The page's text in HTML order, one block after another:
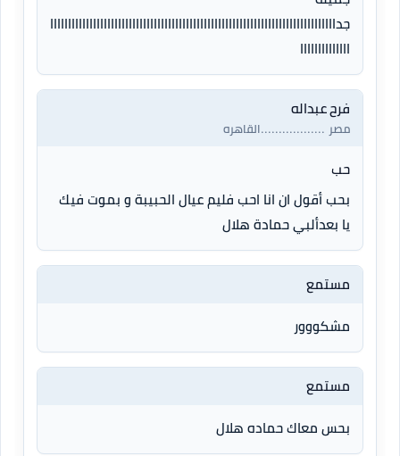
جداااااااااااااااااااااااااااااااااااااااااااااااااااااااااااااااااااااااااااااااا
اااااااااااااا
فرح عبداله
مصر ..................القاهره
حب
بحب أقول ان انا احب فليم عيال الحبيبة و بموت فيك
يا بعدألبي حمادة هلال
مستمع
مشكووور
مستمع
بحس معاك حماده هلال